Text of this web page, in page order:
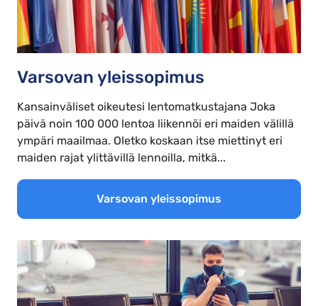
Varsovan yleissopimus
Kansainväliset oikeutesi lentomatkustajana Joka
päivä noin 100 000 lentoa liikennöi eri maiden välillä
ympäri maailmaa. Oletko koskaan itse miettinyt eri
maiden rajat ylittävillä lennoilla, mitkä...
Varsovan yleissopimus